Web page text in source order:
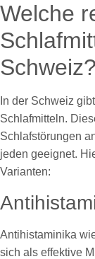
Welche
Schweiz?
In der Schweiz
Schlafmitteln.
Schlafstörungen
jeden geeignet.
Varianten:
Antihistaminika
sich als effektive